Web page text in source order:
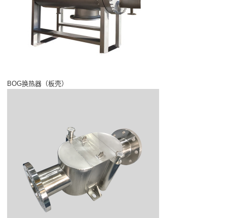
BOG换热器（板壳）